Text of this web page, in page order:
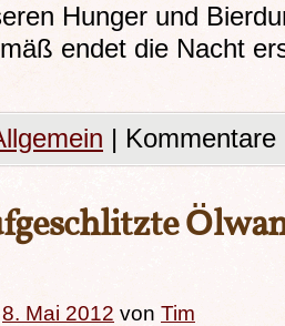
Hunger und
endet die Nacht
|
8. Mai 2012 von Tim